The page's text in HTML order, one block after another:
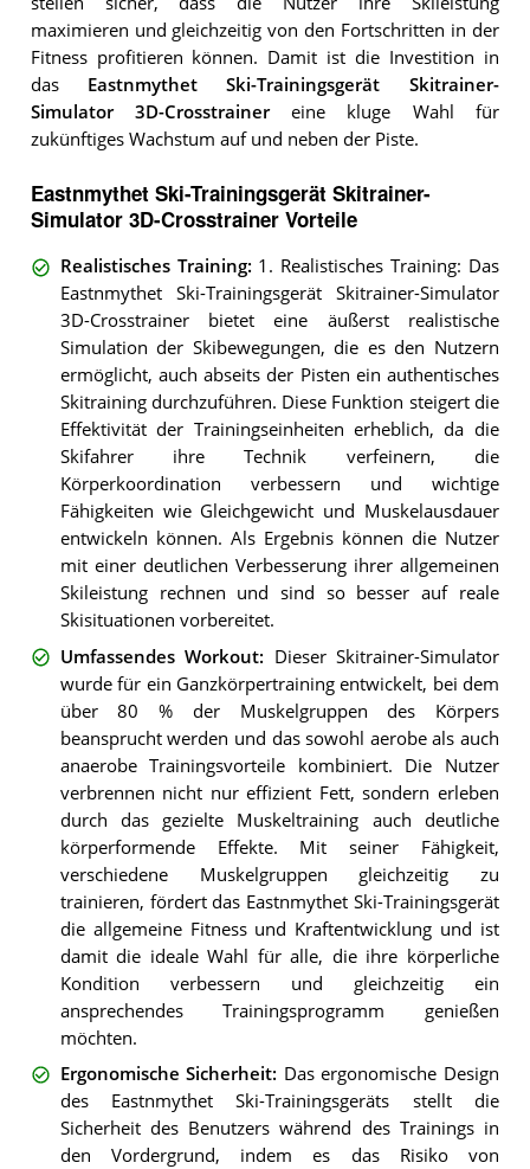
maximieren und gleichzeitig von den Fortschritten in der
Fitness profitieren können. Damit ist die Investition in
das Eastnmythet Ski-Trainingsgerät Skitrainer-
Simulator 3D-Crosstrainereine kluge Wahl für
zukünftiges Wachstum auf und neben der Piste.
Eastnmythet Ski-Trainingsgerät Skitrainer-
Simulator 3D-Crosstrainer Vorteile
Realistisches Training: 1. Realistisches Training: Das
Eastnmythet Ski-Trainingsgerät Skitrainer-Simulator
3D-Crosstrainer bietet eine äußerst realistische
Simulation der Skibewegungen, die es den Nutzern
ermöglicht, auch abseits der Pisten ein authentisches
Skitraining durchzuführen. Diese Funktion steigert die
Effektivität der Trainingseinheiten erheblich, da die
Skifahrer ihre Technik verfeinern, die
Körperkoordination verbessern und wichtige
Fähigkeiten wie Gleichgewicht und Muskelausdauer
entwickeln können. Als Ergebnis können die Nutzer
mit einer deutlichen Verbesserung ihrer allgemeinen
Skileistung rechnen und sind so besser auf reale
Skisituationen vorbereitet.
Umfassendes Workout: Dieser Skitrainer-Simulator
wurde für ein Ganzkörpertraining entwickelt, bei dem
über 80 % der Muskelgruppen des Körpers
beansprucht werden und das sowohl aerobe als auch
anaerobe Trainingsvorteile kombiniert. Die Nutzer
verbrennen nicht nur effizient Fett, sondern erleben
durch das gezielte Muskeltraining auch deutliche
körperformende Effekte. Mit seiner Fähigkeit,
verschiedene Muskelgruppen gleichzeitig zu
trainieren, fördert das Eastnmythet Ski-Trainingsgerät
die allgemeine Fitness und Kraftentwicklung und ist
damit die ideale Wahl für alle, die ihre körperliche
Kondition verbessern und gleichzeitig ein
ansprechendes Trainingsprogramm genießen
möchten.
Ergonomische Sicherheit: Das ergonomische Design
des Eastnmythet Ski-Trainingsgeräts stellt die
Sicherheit des Benutzers während des Trainings in
den Vordergrund, indem es das Risiko von